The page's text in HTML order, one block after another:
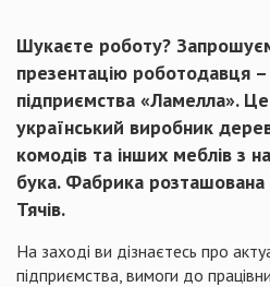
Шукаєте роботу?
презентацію роботодавця
підприємства «Ламелла».
український виробник
комодів та інших меблів з
бука. Фабрика розташована
Тячів.
На заході ви дізнаєтесь про
підприємства, вимоги до